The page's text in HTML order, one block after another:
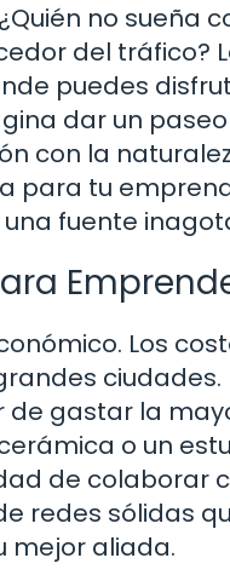
no sueña
del tráfico?
puedes
dar un
con la
para tu
fuente
Los
ciudades.
de gastar la
o un
de colaborar
redes sólidas
mejor aliada.